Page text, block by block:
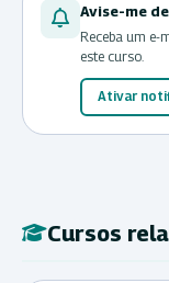
Avise-me
Receba um
este curso.
Ativar
Cursos